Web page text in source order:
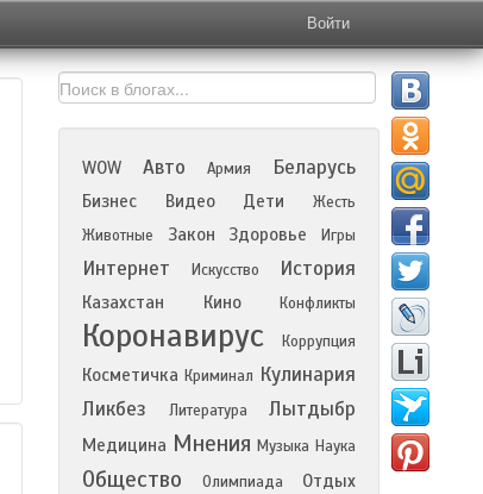
Войти
WOW Авто Армия Беларусь
Бизнес Видео Дети
Жесть
Животные
Закон Здоровье Игры
Интернет Искусство История
Казахстан Кино Конфликты
Коронавирус Коррупция
Косметичка Криминал Кулинария
Ликбез
Литература Лытдыбр
Медицина Мнения Музыка Наука
Общество Олимпиада
Отдых